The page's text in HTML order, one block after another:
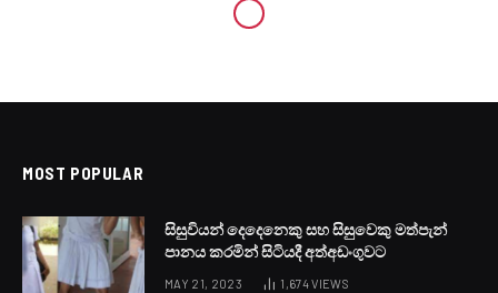
MOST POPULAR
සිසුවියන් දෙදෙනෙකු සහ සිසුවෙකු මත්පැන්
පානය කරමින් සිටියදී අත්අඩංගුවට
MAY 21, 2023 1,674VIEWS